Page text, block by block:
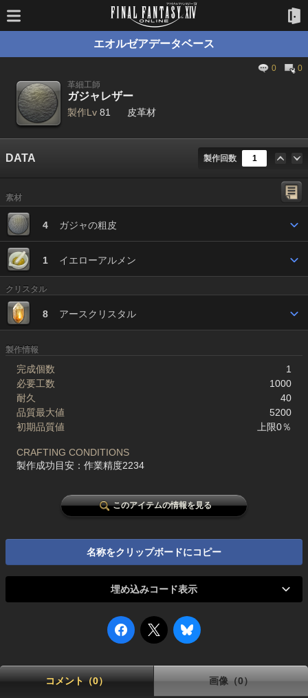
エオルゼアデータベース
0
0
革細工師
ガジャレザー
製作Lv 81 皮革材
DATA 製作回数
素材
4 ガジャの粗皮
1 イエローアルメン
クリスタル
8 アースクリスタル
製作情報
完成個数
1
必要工数
1000
耐久
40
品質最大値
5200
初期品質値
上限0％
CRAFTING CONDITIONS
製作成功目安：作業精度2234
このアイテムの情報を見る
名称をクリップボードにコピー
埋め込みコード表示
コメント（0） 画像（0）